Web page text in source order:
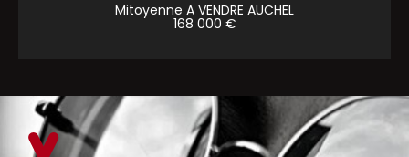
Mitoyenne A VENDRE AUCHEL
168 000 €